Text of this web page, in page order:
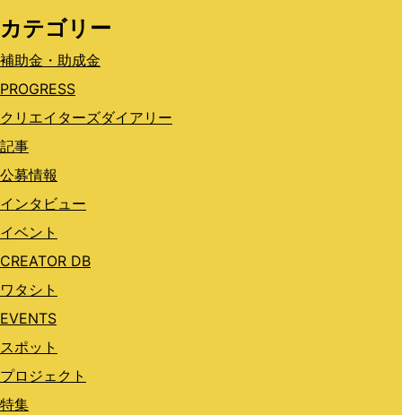
カテゴリー
補助金・助成金
PROGRESS
クリエイターズダイアリー
記事
公募情報
インタビュー
イベント
CREATOR DB
ワタシト
EVENTS
スポット
プロジェクト
特集